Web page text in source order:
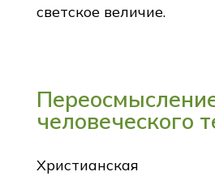
светское величие.
человеческого
Христианская